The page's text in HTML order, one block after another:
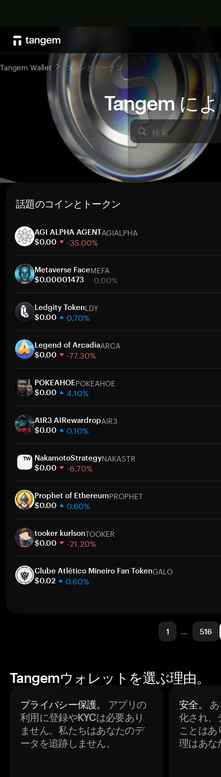
Tangem に
検索
Tangem Wallet コインとトークン
話題のコインとトークン
AGI ALPHA AGENTAGIALPHA
$0.00 -35.00%
30日間
時価総額
Metaverse FaceMEFA
$0.00001473 0.00%
30日間
時価総額
Ledgity TokenLDY
$0.00 0.70%
30日間
時価総額
Legend of ArcadiaARCA
$0.00 -77.30%
30日間
時価総額
POKEAHOEPOKEAHOE
$0.00 4.10%
30日間
時価総額
AIR3 AIRewardropAIR3
$0.00 0.10%
30日間
時価総額
NakamotoStrategyNAKASTR
$0.00 -6.70%
30日間
時価総額
Prophet of EthereumPROPHET
$0.00 0.60%
30日間
時価総額
tooker kurlsonTOOKER
$0.00 -21.20%
30日間
時価総額
Clube Atlético Mineiro Fan TokenGALO
$0.02 0.60%
1 … 516
Tangemウォレットを選ぶ理由。
プライバシー保護。
アプリの
利用に登録やKYCは必要あり
ません。私たちはあなたのデ
ータを追跡しません。
安全。
化され、
ことはあ
理はあな